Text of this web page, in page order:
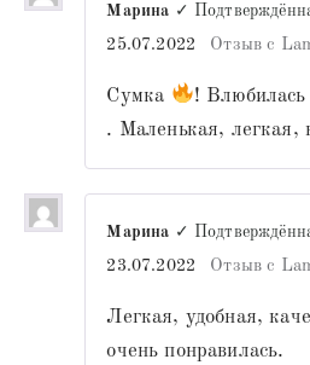
Марина ✓
25.07.2022
Отзыв с
Сумка
! Влюбилась
. Маленькая, легкая,
Марина ✓
23.07.2022
Отзыв с
Легкая, удобная,
очень понравилась.